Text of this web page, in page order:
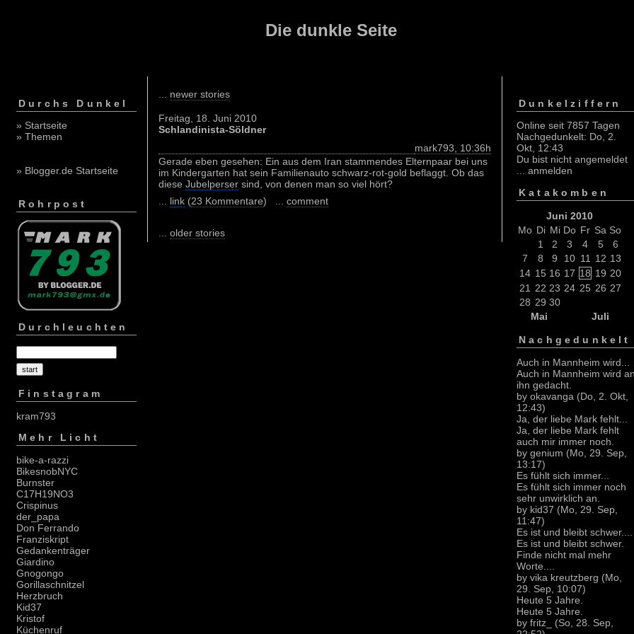
Die dunkle Seite
Durchs Dunkel
» Startseite
» Themen
» Blogger.de Startseite
Rohrpost
Durchleuchten
Finstagram
kram793
Mehr Licht
bike-a-razzi
BikesnobNYC
Burnster
C17H19NO3
Crispinus
der_papa
Don Ferrando
Franziskript
Gedankenträger
Giardino
Gnogongo
Gorillaschnitzel
Herzbruch
Kid37
Kristof
Küchenruf
newer stories
Freitag, 18. Juni 2010
Schlandinista-Söldner
mark793 , 10:36h
Gerade eben gesehen: Ein aus dem Iran stammendes Elternpaar bei uns
im Kindergarten hat sein Familienauto schwarz-rot-gold beflaggt. Ob das
diese Jubelperser sind, von denen man so viel hört?
link (23 Kommentare) ... comment
older stories
Dunkelziffern
Online seit 7857 Tagen
Nachgedunkelt: Do, 2.
Okt, 12:43
Du bist nicht angemeldet
... anmelden
Katakomben
Juni 2010
Mo Di Mi Do Fr Sa So
1
2 3 4 5
6
7
8 9 10 11 12 13
14 15 16 17 18 19 20
21 22 23 24 25 26 27
28 29 30
Mai
Juli
Nachgedunkelt
Auch in Mannheim wird...
Auch in Mannheim wird
ihn gedacht.
by okavanga (Do, 2. Okt,
12:43)
Ja, der liebe Mark fehlt...
Ja, der liebe Mark fehlt
auch mir immer noch.
by genium (Mo, 29. Sep,
13:17)
Es fühlt sich immer...
Es fühlt sich immer noch
sehr unwirklich an.
by kid37 (Mo, 29. Sep,
11:47)
Es ist und bleibt schwer....
Es ist und bleibt schwer.
Finde nicht mal mehr
Worte....
by vika kreutzberg (Mo,
29. Sep, 10:07)
Heute 5 Jahre.
Heute 5 Jahre.
by fritz_ (So, 28. Sep,